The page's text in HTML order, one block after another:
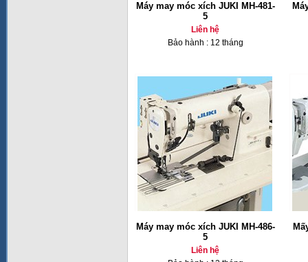
Máy may móc xích JUKI MH-481-
5
Liên hệ
Bảo hành : 12 tháng
Máy may móc xích JUKI MH-486-
5
Liên hệ